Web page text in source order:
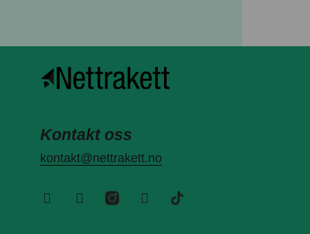
Kontakt oss
kontakt@nettrakett.no